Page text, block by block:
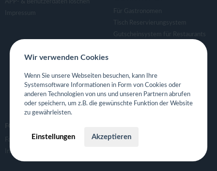
APP- & Benutzerdaten löschen
Impressum
Für Gastronomen
Tisch Reservierungsystem
Gutscheinsystem für Restaurants
TakeAway
Webseiten für Restaurant
Eigene App für Restaurant
FOLGE UNS
Facebook
Instagram
Wir verwenden Cookies
Wenn Sie unsere Webseiten besuchen, kann Ihre
Systemsoftware Informationen in Form von Cookies oder
anderen Technologien von uns und unseren Partnern abrufen
oder speichern, um z.B. die gewünschte Funktion der Website
zu gewährleisten.
Einstellungen Akzeptieren